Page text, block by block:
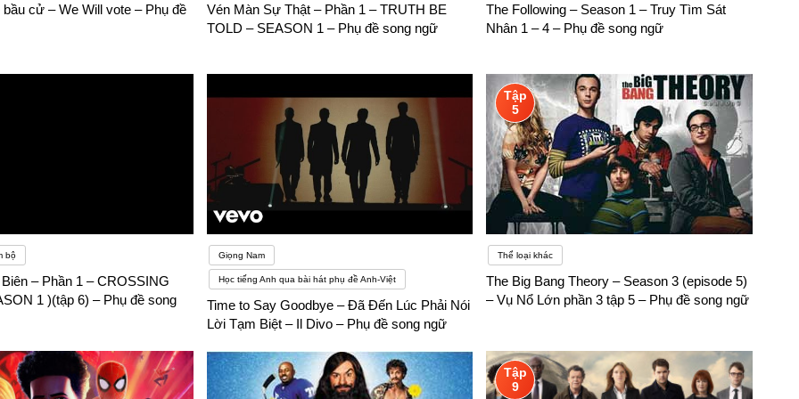
khó, các manh mối ngữ cảnh có thể giúp
các định nghĩa khác nhau cho một từ tiếng Anh sẽ có các phần khác nhau trong lời nói, vì vậy rất dễ dàng để phân biệt
cử – We Will vote – Phụ đề
Vén Màn Sự Thật – Phần 1 – TRUTH BE
TOLD – SEASON 1 – Phụ đề song ngữ
The Following – Season 1 – Truy Tìm Sát
Nhân 1 – 4 – Phụ đề song ngữ
bộ
– Phần 1 – CROSSING
1 )(tập 6) – Phụ đề song
Giọng Nam
Học tiếng Anh qua bài hát phụ đề Anh-Việt
Time to Say Goodbye – Đã Đến Lúc Phải Nói
Lời Tạm Biệt – Il Divo – Phụ đề song ngữ
Tập
5
Thể loại khác
The Big Bang Theory – Season 3 (episode 5)
– Vụ Nổ Lớn phần 3 tập 5 – Phụ đề song ngữ
Tập
9